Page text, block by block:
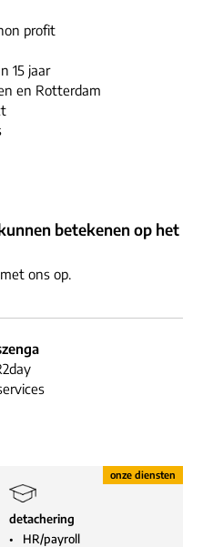
profit
15 jaar
en Rotterdam
betekenen op het
ons op.
detachering
HR/payroll